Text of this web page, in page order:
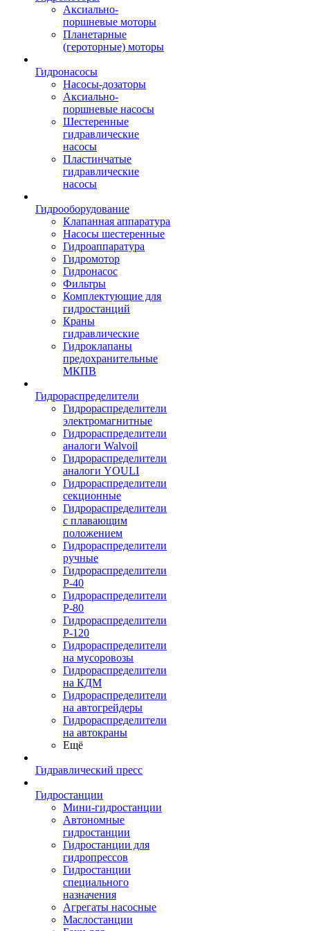
Аксиально-
поршневые моторы
Планетарные
(героторные) моторы
Гидронасосы
Насосы-дозаторы
Аксиально-
поршневые насосы
Шестеренные
гидравлические
насосы
Пластинчатые
гидравлические
насосы
Гидрооборудование
Клапанная аппаратура
Насосы шестеренные
Гидроаппаратура
Гидромотор
Гидронасос
Фильтры
Комплектующие для
гидростанций
Краны
гидравлические
Гидроклапаны
предохранительные
МКПВ
Гидрораспределители
Гидрораспределители
электромагнитные
Гидрораспределители
аналоги Walvoil
Гидрораспределители
аналоги YOULI
Гидрораспределители
секционные
Гидрораспределители
с плавающим
положением
Гидрораспределители
ручные
Гидрораспределители
Р-40
Гидрораспределители
Р-80
Гидрораспределители
Р-120
Гидрораспределители
на мусоровозы
Гидрораспределители
на КДМ
Гидрораспределители
на автогрейдеры
Гидрораспределители
на автокраны
Ещё
Гидравлический пресс
Гидростанции
Мини-гидростанции
Автономные
гидростанции
Гидростанции для
гидропрессов
Гидростанции
специального
назначения
Агрегаты насосные
Маслостанции